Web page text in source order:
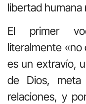
libertad humana
El primer
literalmente «no
es un extravío,
de Dios, meta
relaciones, y